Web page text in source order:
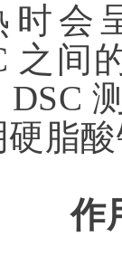
时会
之间
脂
作